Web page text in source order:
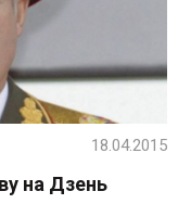
на Дзень
18.04.2015